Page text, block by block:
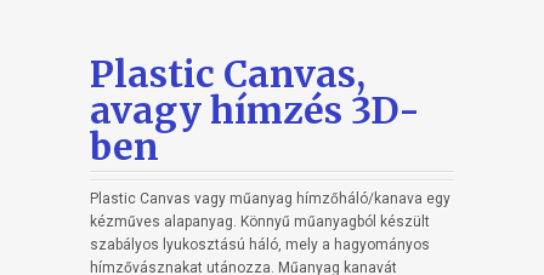
Plastic Canvas,
avagy hímzés 3D-
ben
Plastic Canvas vagy műanyag hímzőháló/kanava egy
kézműves alapanyag. Könnyű műanyagból készült
szabályos lyukosztású háló, mely a hagyományos
hímzővásznakat utánozza. Műanyag kanavát